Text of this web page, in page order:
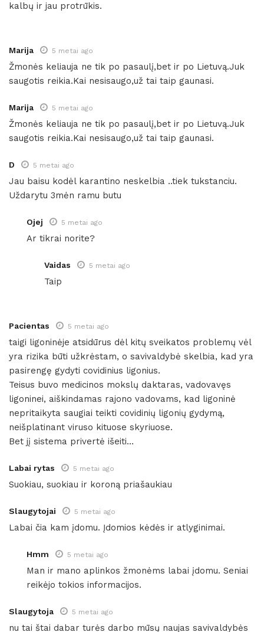
kalbų ir jau protrūkis.
Marija 5 metai ago
Žmonės keliauja ne tik po pasaulį,bet ir po Lietuvą.Juk
saugotis reikia.Kai nesisaugo,už tai taip gaunasi.
Marija 5 metai ago
Žmonės keliauja ne tik po pasaulį,bet ir po Lietuvą.Juk
saugotis reikia.Kai nesisaugo,už tai taip gaunasi.
D 5 metai ago
Jau baisu kodėl karantino neskelbia ..tiek tukstanciu.
Uždarytu 3mėn ramu butu
Ojej 5 metai ago
Ar tikrai norite?
Vaidas 5 metai ago
Taip
Pacientas 5 metai ago
taigi ligoninėje atsidūrus dėl kitų sveikatos problemų vėl
yra rizika būti užkrėstam, o savivaldybė skelbia, kad yra
pasirengę gydyti covidinius ligonius.
Teisus buvo medicinos mokslų daktaras, vadovavęs
ligoninei, aiškindamas rajono vadovams, kad ligoninė
nepritaikyta saugiai teikti covidinių ligonių gydymą,
neišplatinant viruso kituose skyriuose.
Bet jį sistema privertė išeiti…
Labai rytas 5 metai ago
Suokiau, suokiau ir koroną priašaukiau
Slaugytojai 5 metai ago
Labai čia kam įdomu. Įdomios kėdės ir atlyginimai.
Hmm 5 metai ago
Man ir mano aplinkos žmonėms labai įdomu. Seniai
reikėjo tokios informacijos.
Slaugytoja 5 metai ago
nu tai štai dabar turės darbo mūsų naujas savivaldybės